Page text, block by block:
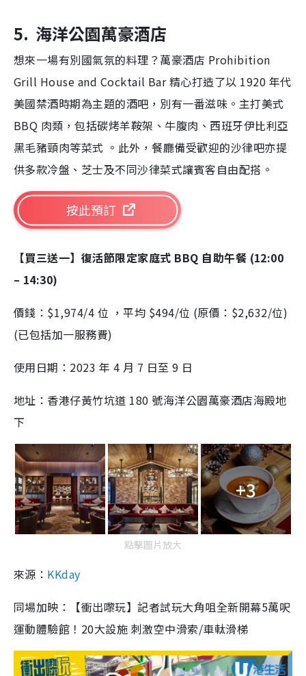
5. 海洋公園萬豪酒店
想來一場有別國氣氛的料理？萬豪酒店 Prohibition
Grill House and Cocktail Bar 精心打造了以 1920 年代
美國禁酒時期為主題的酒吧，別有一番滋味。主打美式
BBQ 肉類，包括碳烤羊鞍架、牛腹肉、西班牙伊比利亞
黑毛豬頸肉等菜式 。此外，餐廳備受歡迎的沙律吧亦提
供多款冷盤、芝士及不同沙律菜式讓賓客自由配搭。
按此預訂
【買三送一】復活節限定家庭式 BBQ 自助午餐 (12:00
– 14:30)
價錢：$1,974/4 位 ，平均 $494/位 (原價：$2,632/位)
(已包括加一服務費)
使用日期：2023 年 4 月 7 日至 9 日
地址：香港仔黃竹坑道 180 號海洋公園萬豪酒店海殿地
下
+3
點擊圖片放大
來源： KKday
同場加映：【衝出嚟玩】記者試玩大角咀全新開幕5萬呎
運動體驗館！20大設施 刺激空中滑索/車軚滑梯